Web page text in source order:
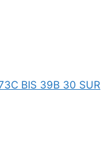
BIS 39B 30 SUR